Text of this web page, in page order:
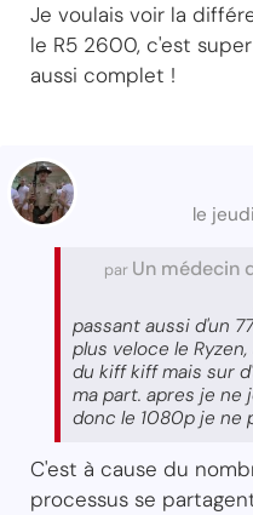
Je voulais voir la
le R5 2600, c'est
aussi complet !
le
par Un médecin
passant aussi d'un
plus veloce le
du kiff kiff mais sur
ma part. apres je ne
donc le 1080p je ne
C'est à cause du
processus se